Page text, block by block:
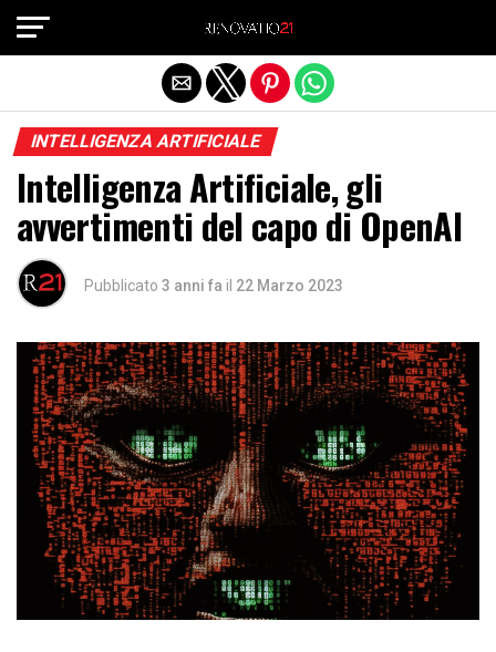
INTELLIGENZA ARTIFICIALE
Intelligenza Artificiale, gli
avvertimenti del capo di OpenAI
Pubblicato 3 anni fa il 22 Marzo 2023
Exit mobile version